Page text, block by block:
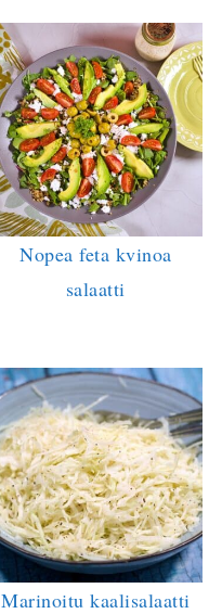
Nopea feta kvinoa
salaatti
Marinoitu kaalisalaatti